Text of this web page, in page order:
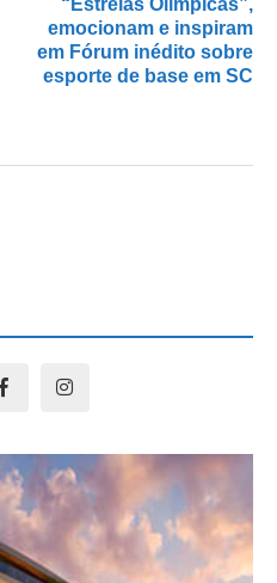
“Estrelas Olímpicas”,
emocionam e inspiram
em Fórum inédito sobre
esporte de base em SC